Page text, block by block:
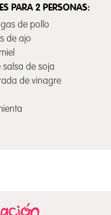
PARA 2 PERSONAS:
de pollo
de ajo
salsa de soja
de vinagre